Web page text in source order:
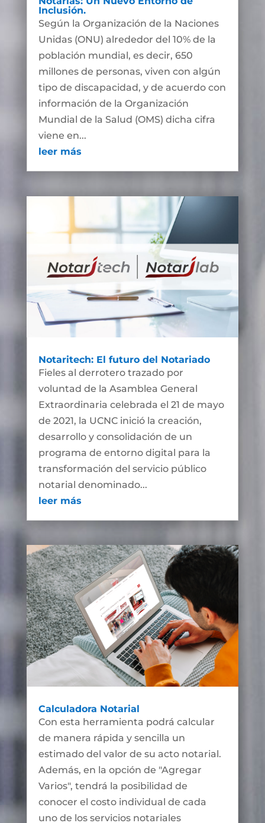
Inclusión.
Según la Organización de la Naciones
Unidas (ONU) alrededor del 10% de la
población mundial, es decir, 650
millones de personas, viven con algún
tipo de discapacidad, y de acuerdo con
información de la Organización
Mundial de la Salud (OMS) dicha cifra
viene en...
leer más
Notaritech: El futuro del Notariado
Fieles al derrotero trazado por
voluntad de la Asamblea General
Extraordinaria celebrada el 21 de mayo
de 2021, la UCNC inició la creación,
desarrollo y consolidación de un
programa de entorno digital para la
transformación del servicio público
notarial denominado...
leer más
Calculadora Notarial
Con esta herramienta podrá calcular
de manera rápida y sencilla un
estimado del valor de su acto notarial.
Además, en la opción de "Agregar
Varios", tendrá la posibilidad de
conocer el costo individual de cada
uno de los servicios notariales